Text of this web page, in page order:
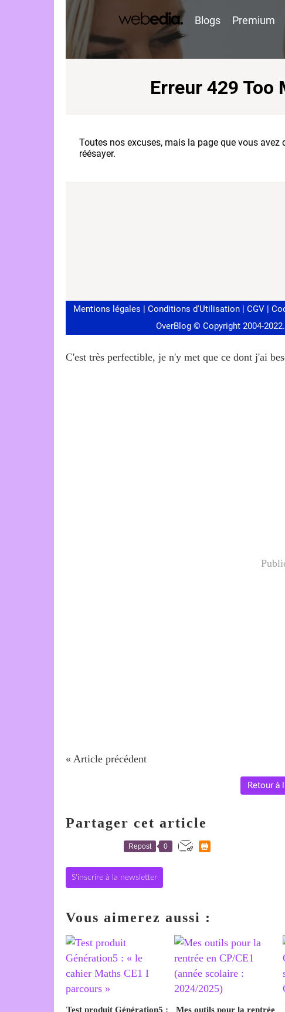
C'est très perfectible, je n'y met que ce dont j'ai
« Article précédent
Retour à
Partager cet article
Repost 0
S'inscrire à la newsletter
Vous aimerez aussi :
Test produit Génération5 :
Mes outils pour la rentrée